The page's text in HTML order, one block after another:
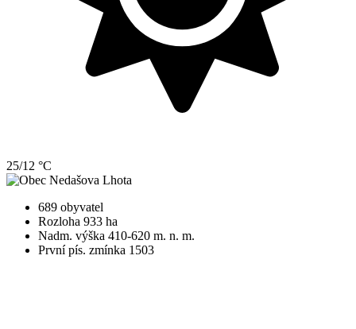
25/12 °C
689 obyvatel
Rozloha 933 ha
Nadm. výška 410-620 m. n. m.
První pís. zmínka 1503